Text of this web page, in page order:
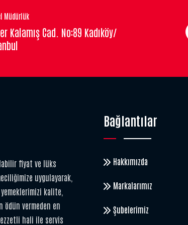
Müdürlük
Kalamış Cad. No:89 Kadıköy/
fiyat ve lüks
uygulayarak,
kalite,
vermeden en
hali ile servis
Bağlantılar
Hakkımızda
Markalarımız
Şubelerimiz